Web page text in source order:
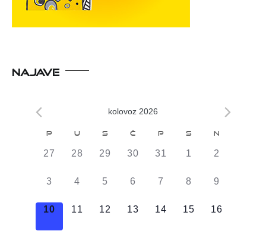
NAJAVE
kolovoz 2026
Kalendar
od
Događaji
P U S Č P S N
0
27
0
28
0
29
0
30
0
31
0
1
0
2
0
3
0
4
0
5
0
6
0
7
0
8
0
9
0
10
0
11
0
12
0
13
0
14
0
15
0
16